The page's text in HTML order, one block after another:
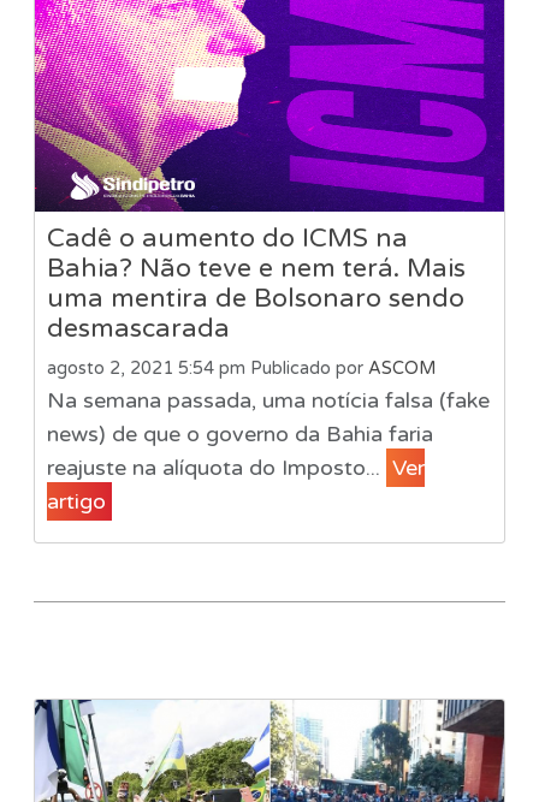
Cadê o aumento do ICMS na
Bahia? Não teve e nem terá. Mais
uma mentira de Bolsonaro sendo
desmascarada
agosto 2, 2021 5:54 pm Publicado por ASCOM
Na semana passada, uma notícia falsa (fake
news) de que o governo da Bahia faria
reajuste na alíquota do Imposto... Ver
artigo